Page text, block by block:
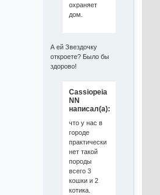
охраняет
дом.
А ей Звездочку
откроете? Было бы
здорово!
Cassiopeia
NN
написал(а):
что у нас в
городе
практически
нет такой
породы
всего 3
кошки и 2
котика.